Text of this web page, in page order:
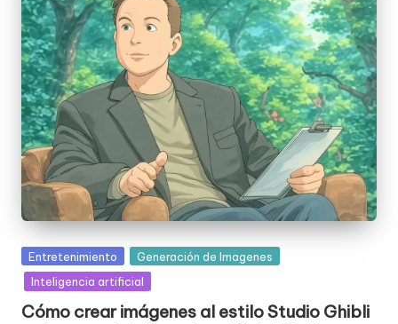
Posted
in
Entretenimiento
Generación de Imagenes
Inteligencia artificial
Cómo crear imágenes al estilo Studio Ghibli